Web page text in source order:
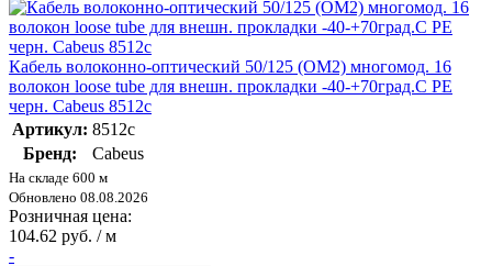
Кабель волоконно-оптический 50/125 (OM2) многомод. 16
волокон loose tube для внешн. прокладки -40-+70град.C PE
черн. Cabeus 8512c
Артикул: 8512c
Бренд:
Cabeus
На складе 600 м
Обновлено 08.08.2026
Розничная цена:
104.62 руб. / м
-